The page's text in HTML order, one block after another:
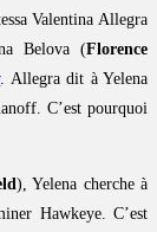
Valentina Allegra
Belova (Florence
. Allegra dit à Yelena
C’est pourquoi
), Yelena cherche à
Hawkeye. C’est